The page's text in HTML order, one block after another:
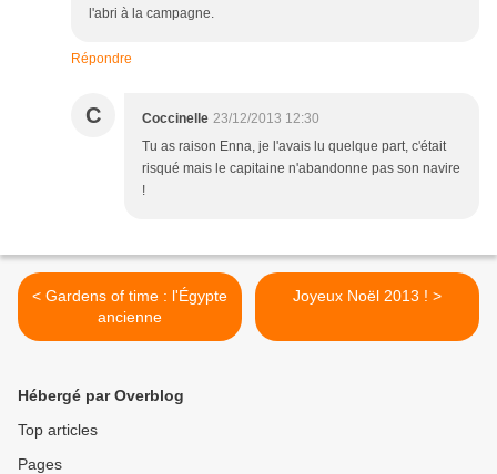
l'abri à la campagne.
Répondre
C Coccinelle 23/12/2013 12:30
Tu as raison Enna, je l'avais lu quelque part, c'était
risqué mais le capitaine n'abandonne pas son navire
!
< Gardens of time : l'Égypte
ancienne
Joyeux Noël 2013 ! >
Hébergé par Overblog
Top articles
Pages